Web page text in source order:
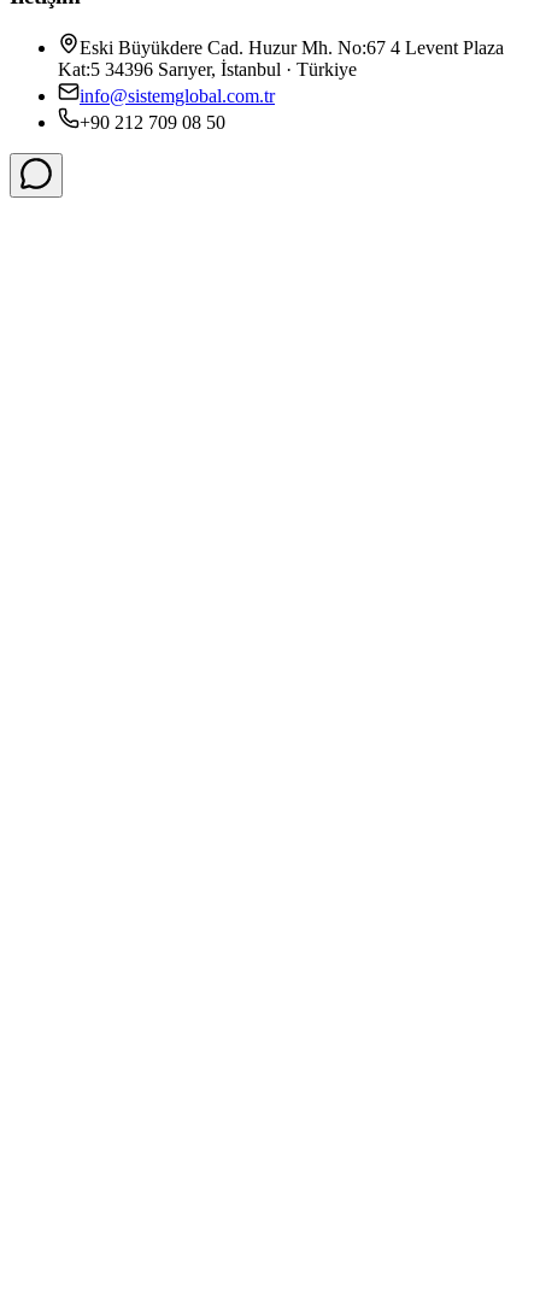
Eski Büyükdere Cad. Huzur Mh. No:67 4 Levent Plaza
Kat:5 34396 Sarıyer, İstanbul · Türkiye
info@sistemglobal.com.tr
+90 212 709 08 50